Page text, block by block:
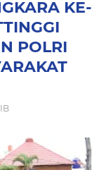
KE-
POLRI